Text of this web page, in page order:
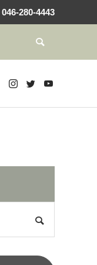
046-280-4443